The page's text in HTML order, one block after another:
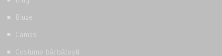
Bluze
Camasi
Costume bărbătești